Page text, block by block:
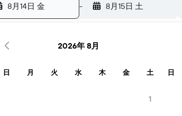
8月14日 金 - 8月15日 土
2026年 8月
日 月 火 水 木 金 土
1
日